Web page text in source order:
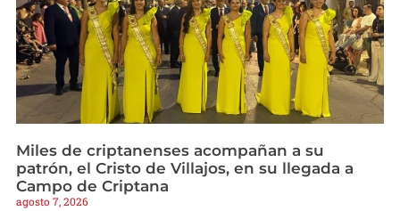
Miles de criptanenses acompañan a su
patrón, el Cristo de Villajos, en su llegada a
Campo de Criptana
agosto 7, 2026